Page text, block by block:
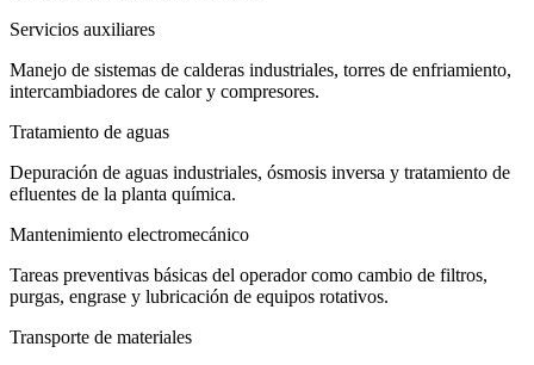
Servicios auxiliares
Manejo de sistemas de calderas industriales, torres de enfriamiento,
intercambiadores de calor y compresores.
Tratamiento de aguas
Depuración de aguas industriales, ósmosis inversa y tratamiento de
efluentes de la planta química.
Mantenimiento electromecánico
Tareas preventivas básicas del operador como cambio de filtros,
purgas, engrase y lubricación de equipos rotativos.
Transporte de materiales